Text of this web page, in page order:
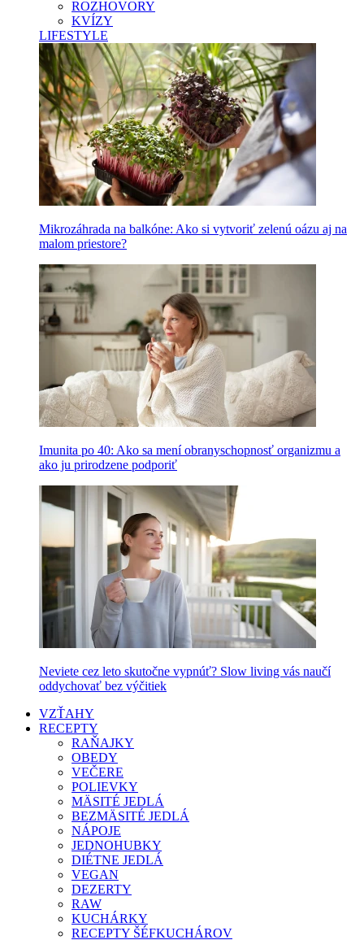
ROZHOVORY
KVÍZY
LIFESTYLE
Mikrozáhrada na balkóne: Ako si vytvoriť zelenú oázu aj na
malom priestore?
Imunita po 40: Ako sa mení obranyschopnosť organizmu a
ako ju prirodzene podporiť
Neviete cez leto skutočne vypnúť? Slow living vás naučí
oddychovať bez výčitiek
VZŤAHY
RECEPTY
RAŇAJKY
OBEDY
VEČERE
POLIEVKY
MÄSITÉ JEDLÁ
BEZMÄSITÉ JEDLÁ
NÁPOJE
JEDNOHUBKY
DIÉTNE JEDLÁ
VEGAN
DEZERTY
RAW
KUCHÁRKY
RECEPTY ŠÉFKUCHÁROV